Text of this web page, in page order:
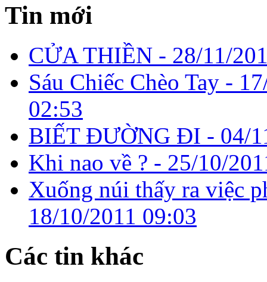
Tin mới
CỬA THIỀN - 28/11/
Sáu Chiếc Chèo Tay -
02:53
BIẾT ĐƯỜNG ĐI - 04/
Khi nao về ? - 25/10/
Xuống núi thấy ra việc
18/10/2011 09:03
Các tin khác